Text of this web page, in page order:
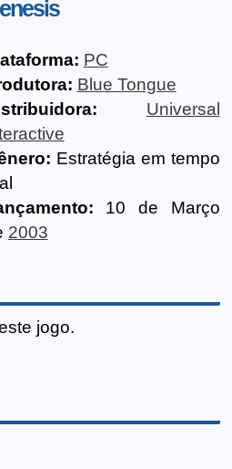
PC
Blue Tongue
Universal
Estratégia em tempo
10 de Março
2003
jogo.